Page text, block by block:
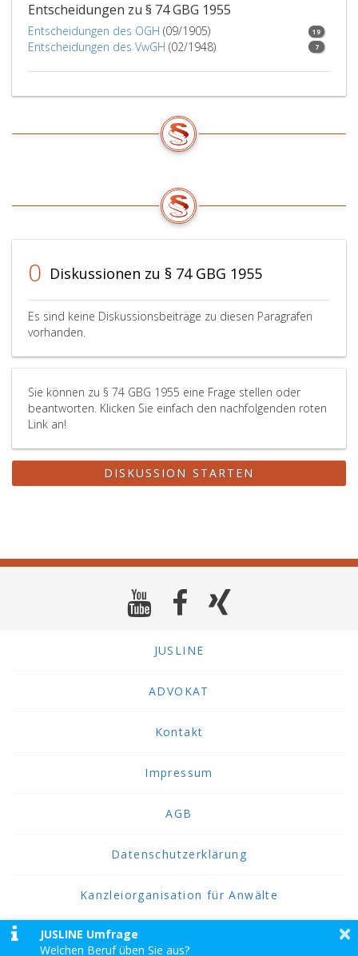
Entscheidungen zu § 74 GBG 1955
Entscheidungen des OGH (09/1905) 19
Entscheidungen des VwGH (02/1948) 7
0 Diskussionen zu § 74 GBG 1955
Es sind keine Diskussionsbeiträge zu diesen Paragrafen
vorhanden.
Sie können zu § 74 GBG 1955 eine Frage stellen oder
beantworten. Klicken Sie einfach den nachfolgenden roten
Link an!
DISKUSSION STARTEN
JUSLINE
ADVOKAT
Kontakt
Impressum
AGB
Datenschutzerklärung
Kanzleiorganisation für Anwälte
JUSLINE® ist eine Marke der ADVOKAT
×
JUSLINE Umfrage
Welchen Beruf üben Sie aus?